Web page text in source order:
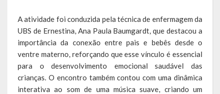
Saúde
Serviços Oferecidos pela Secretaria de Saúde
Serviços Urbanos
A atividade foi conduzida pela técnica de enfermagem da
UBS de Ernestina, Ana Paula Baumgardt, que destacou a
importância da conexão entre pais e bebês desde o
ventre materno, reforçando que esse vínculo é essencial
para o desenvolvimento emocional saudável das
crianças. O encontro também contou com uma dinâmica
interativa ao som de uma música suave, criando um